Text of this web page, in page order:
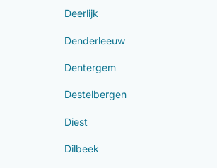
Deerlijk
Denderleeuw
Dentergem
Destelbergen
Diest
Dilbeek